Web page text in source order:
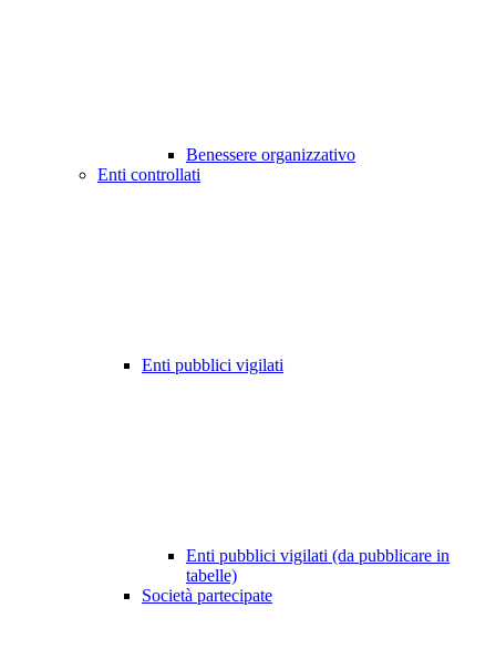
Benessere organizzativo
Enti controllati
Enti pubblici vigilati
Enti pubblici vigilati (da pubblicare in
tabelle)
Società partecipate